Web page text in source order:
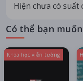
Hiện chưa có suất
Có thể bạn
Khoa học viễn tưởng